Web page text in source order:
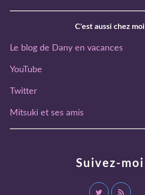
Suivez-moi
C'est aussi chez moi
Le blog de Dany en vacances
YouTube
Twitter
Mitsuki et ses amis